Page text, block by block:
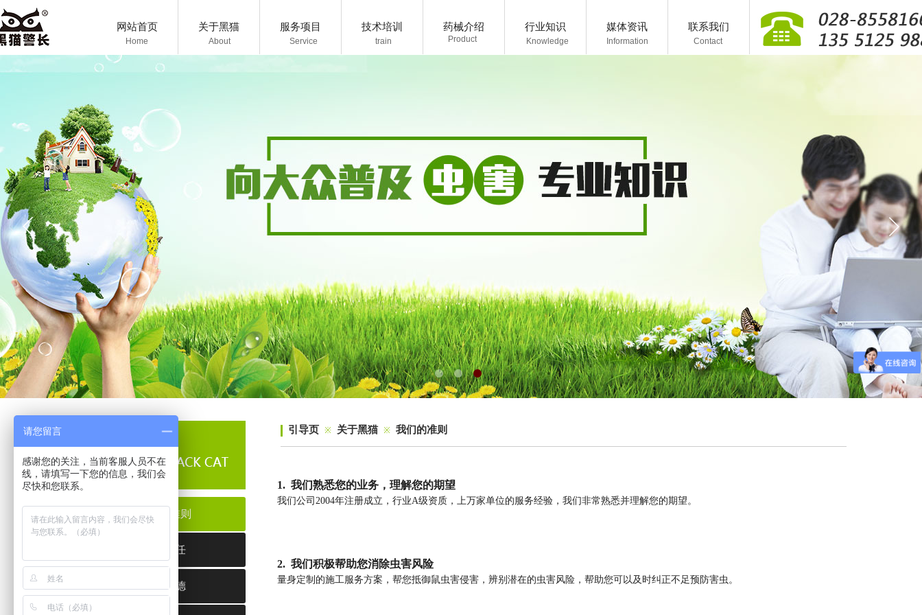
Service Knowledge
Product
train Contact
nformation
About
Home
网站首页 关于黑猫 服务项目 技术培训 药械介绍 行业知识 媒体资讯 联系我们
我们的准则
社会责任
职业道德
引导页 ※ 关于黑猫 ※ 我们的准则
1. 我们熟悉您的业务，理解您的期望
我们公司2004年注册成立，行业A级资质，上万家单位的服务经验，我们非常熟悉并理解您的期望。
2. 我们积极帮助您消除虫害风险
量身定制的施工服务方案，帮您抵御鼠虫害侵害，辨别潜在的虫害风险，帮助您可以及时纠正不足预防害虫。
请您留言
感谢您的关注，当前客服人员不在
线，请填写一下您的信息，我们会
尽快和您联系。